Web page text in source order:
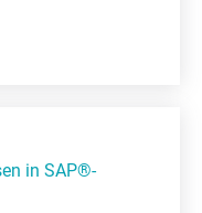
in SAP®-